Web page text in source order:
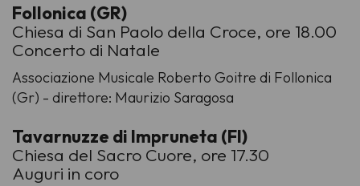
Follonica (GR)
Chiesa di San Paolo della Croce, ore 18.00
Concerto di Natale
Associazione Musicale Roberto Goitre di Follonica
(Gr) - direttore: Maurizio Saragosa
Tavarnuzze di Impruneta (FI)
Chiesa del Sacro Cuore, ore 17.30
Auguri in coro